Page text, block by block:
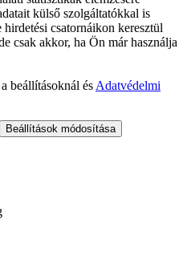
külső szolgáltatókkal is
csatornáikon keresztül
csak akkor, ha Ön már használja
beállításoknál és Adatvédelmi
Beállítások módosítása